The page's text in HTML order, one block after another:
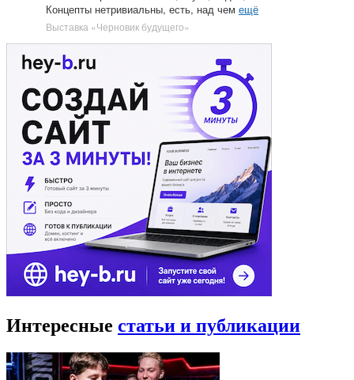
Концепты нетривиальны, есть, над чем ещё
Выставка «Черновик будущего»
Интересные статьи и публикации